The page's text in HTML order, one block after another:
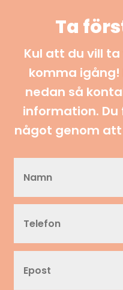
Ta
Kul att du vill
komma igång!
nedan så
information.
något genom